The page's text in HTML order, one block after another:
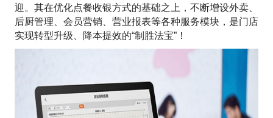
迎。其在优化点餐收银方式的基础之上，不断增设外卖、
后厨管理、会员营销、营业报表等各种服务模块，是门店
实现转型升级、降本提效的“制胜法宝”！